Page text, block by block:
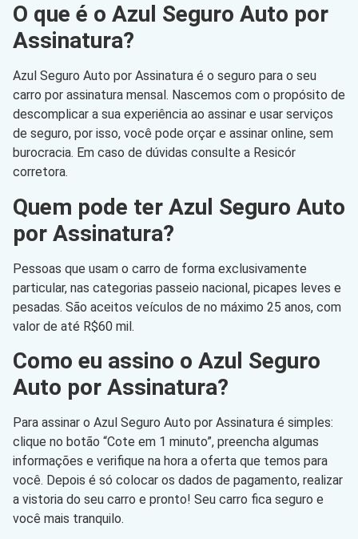
O que é o Azul Seguro Auto por
Assinatura?
Azul Seguro Auto por Assinatura é o seguro para o seu
carro por assinatura mensal. Nascemos com o propósito de
descomplicar a sua experiência ao assinar e usar serviços
de seguro, por isso, você pode orçar e assinar online, sem
burocracia. Em caso de dúvidas consulte a Resicór
corretora.
Quem pode ter Azul Seguro Auto
por Assinatura?
Pessoas que usam o carro de forma exclusivamente
particular, nas categorias passeio nacional, picapes leves e
pesadas. São aceitos veículos de no máximo 25 anos, com
valor de até R$60 mil.
Como eu assino o Azul Seguro
Auto por Assinatura?
Para assinar o Azul Seguro Auto por Assinatura é simples:
clique no botão “Cote em 1 minuto”, preencha algumas
informações e verifique na hora a oferta que temos para
você. Depois é só colocar os dados de pagamento, realizar
a vistoria do seu carro e pronto! Seu carro fica seguro e
você mais tranquilo.